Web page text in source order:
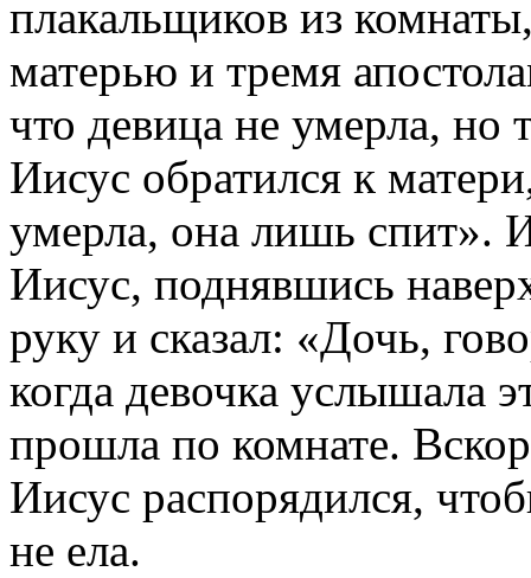
плакальщиков из
матерью и тремя
что девица не умерла, но
Иисус обратился к
умерла, она лишь спит».
Иисус, поднявшись
руку и сказал: «Дочь,
когда девочка услышала
прошла по комнате.
Иисус распорядился,
не ела.